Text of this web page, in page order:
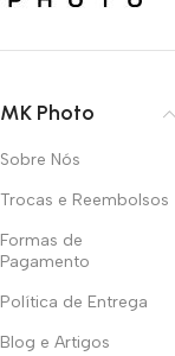
MK Photo
Sobre Nós
Trocas e Reembolsos
Formas de
Pagamento
Política de Entrega
Blog e Artigos